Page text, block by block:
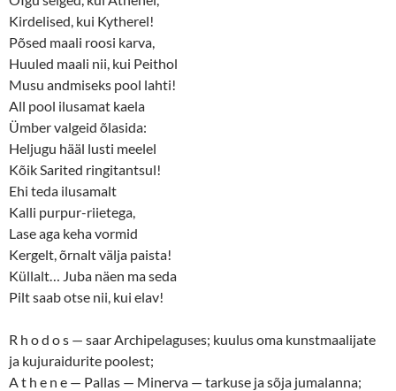
Kirdelised, kui Kytherel!
Põsed maali roosi karva,
Huuled maali nii, kui Peithol
Musu andmiseks pool lahti!
All pool ilusamat kaela
Ümber valgeid õlasida:
Heljugu hääl lusti meelel
Kõik Sarited ringitantsul!
Ehi teda ilusamalt
Kalli purpur-riietega,
Lase aga keha vormid
Kergelt, õrnalt välja paista!
Küllalt… Juba näen ma seda
Pilt saab otse nii, kui elav!
R h o d o s — saar Archipelaguses; kuulus oma kunstmaalijate
ja kujuraidurite poolest;
A t h e n e — Pallas — Minerva — tarkuse ja sõja jumalanna;